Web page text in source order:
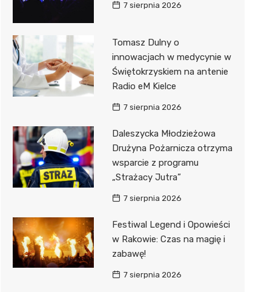
7 sierpnia 2026
Tomasz Dulny o
innowacjach w medycynie w
Świętokrzyskiem na antenie
Radio eM Kielce
7 sierpnia 2026
Daleszycka Młodzieżowa
Drużyna Pożarnicza otrzyma
wsparcie z programu
„Strażacy Jutra”
7 sierpnia 2026
Festiwal Legend i Opowieści
w Rakowie: Czas na magię i
zabawę!
7 sierpnia 2026